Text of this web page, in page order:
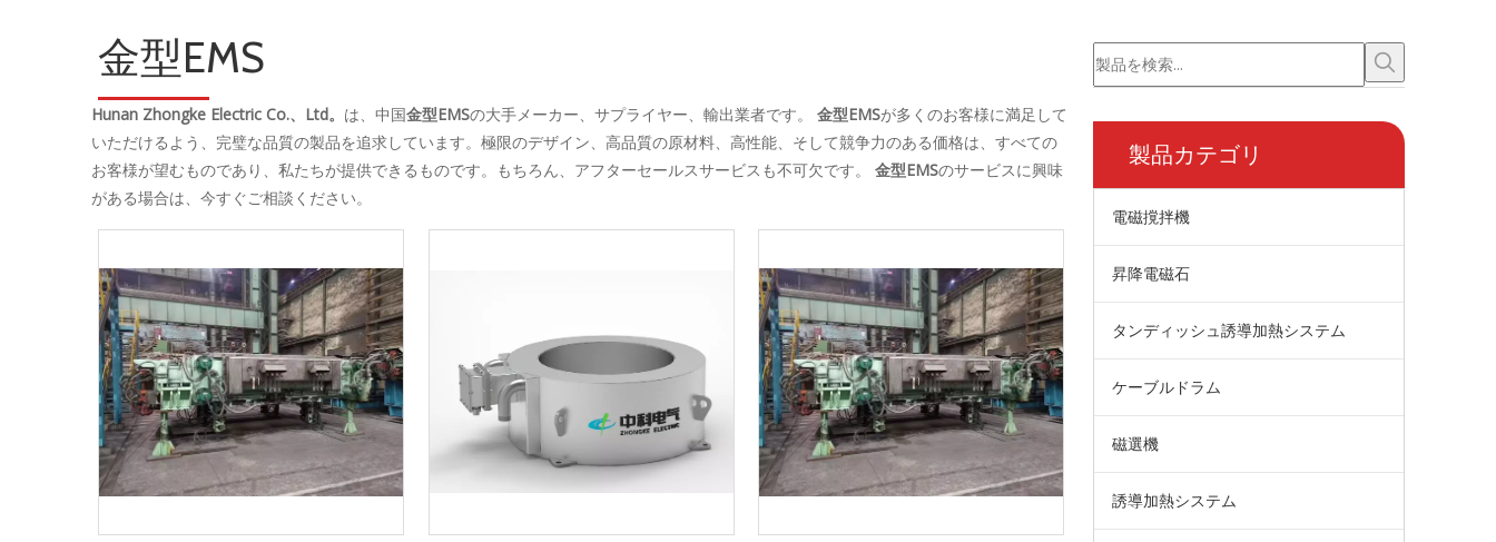
金型EMS
Hunan Zhongke Electric Co.、Ltd。 は、中国金型EMSの大手メーカー、サプライヤー、輸出業者です。 金型EMSが多くのお客様に満足して
いただけるよう、完璧な品質の製品を追求しています。極限のデザイン、高品質の原材料、高性能、そして競争力のある価格は、すべての
お客様が望むものであり、私たちが提供できるものです。もちろん、アフターセールスサービスも不可欠です。 金型EMSのサービスに興味
がある場合は、今すぐご相談ください。
製品カテゴリ
電磁撹拌機
昇降電磁石
タンディッシュ誘導加熱システム
ケーブルドラム
磁選機
誘導加熱システム